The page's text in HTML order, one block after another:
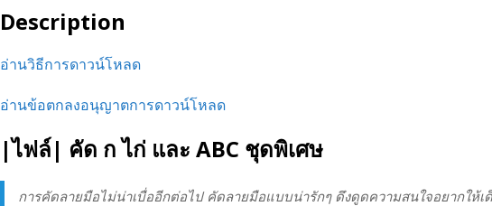
Description
อ่านวิธีการดาวน์โหลด
อ่านข้อตกลงอนุญาตการดาวน์โหลด
|ไฟล์| คัด ก ไก่ และ ABC ชุดพิเศษ
การคัดลายมือไม่น่าเบื่ออีกต่อไป คัดลายมือแบบน่ารักๆ ดึงดูดความสนใจอยากให้เ